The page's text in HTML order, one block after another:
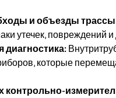
и объезды
утечек‚ повреждений
диагностика:
которые
контрольно-